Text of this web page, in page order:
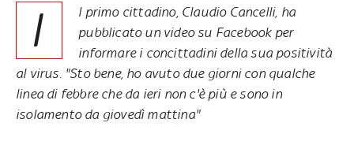
I
l primo cittadino, Claudio Cancelli, ha
pubblicato un video su Facebook per
informare i concittadini della sua positività
al virus. "Sto bene, ho avuto due giorni con qualche
linea di febbre che da ieri non c'è più e sono in
isolamento da giovedì mattina"